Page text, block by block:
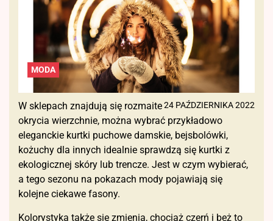
MODA
24 PAŹDZIERNIKA 2022
W sklepach znajdują się rozmaite
okrycia wierzchnie, można wybrać przykładowo
eleganckie kurtki puchowe damskie, bejsbolówki,
kożuchy dla innych idealnie sprawdzą się kurtki z
ekologicznej skóry lub trencze. Jest w czym wybierać,
a tego sezonu na pokazach mody pojawiają się
kolejne ciekawe fasony.
Kolorystyka także się zmienia, chociaż czerń i beż to